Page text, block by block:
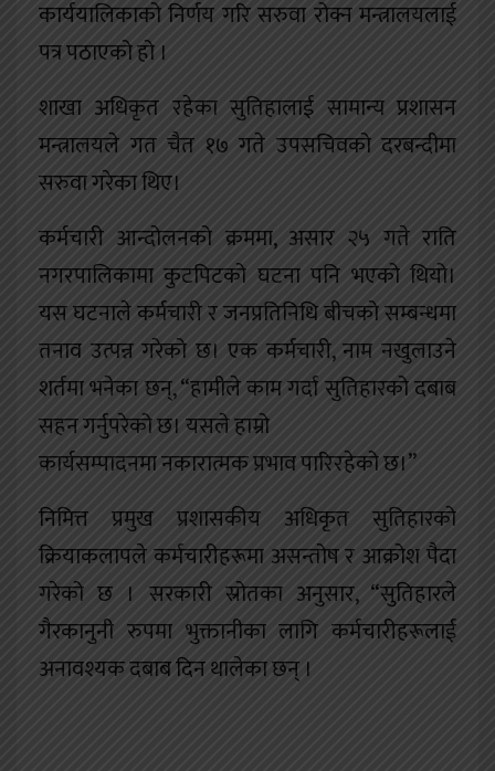
कार्ययालिकाको निर्णय गरि सरुवा रोक्न मन्त्रालयलाई
पत्र पठाएको हो ।
शाखा अधिकृत रहेका सुतिहालाई सामान्य प्रशासन
मन्त्रालयले गत चैत १७ गते उपसचिवको दरबन्दीमा
सरुवा गरेका थिए।
कर्मचारी आन्दोलनको क्रममा, असार २५ गते राति
नगरपालिकामा कुटपिटको घटना पनि भएको थियो।
यस घटनाले कर्मचारी र जनप्रतिनिधि बीचको सम्बन्धमा
तनाव उत्पन्न गरेको छ। एक कर्मचारी, नाम नखुलाउने
शर्तमा भनेका छन्, “हामीले काम गर्दा सुतिहारको दबाब
सहन गर्नुपरेको छ। यसले हाम्रो
कार्यसम्पादनमा नकारात्मक प्रभाव पारिरहेको छ।”
निमित्त प्रमुख प्रशासकीय अधिकृत सुतिहारको
क्रियाकलापले कर्मचारीहरूमा असन्तोष र आक्रोश पैदा
गरेको छ । सरकारी स्रोतका अनुसार, “सुतिहारले
गैरकानुनी रुपमा भुक्तानीका लागि कर्मचारीहरूलाई
अनावश्यक दबाब दिन थालेका छन् ।